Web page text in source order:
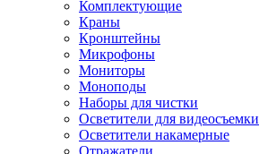
Комплектующие
Краны
Кронштейны
Микрофоны
Мониторы
Моноподы
Наборы для чистки
Осветители для видеосъемки
Осветители накамерные
Отражатели